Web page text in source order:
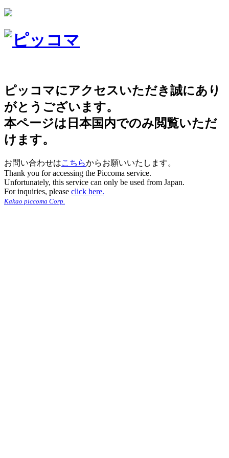
ピッコマにアクセスいただき誠にあり
がとうございます。
本ページは日本国内でのみ閲覧いただ
けます。
お問い合わせはこちらからお願いいたします。
Thank you for accessing the Piccoma service.
Unfortunately, this service can only be used from Japan.
For inquiries, please click here.
Kakao piccoma Corp.